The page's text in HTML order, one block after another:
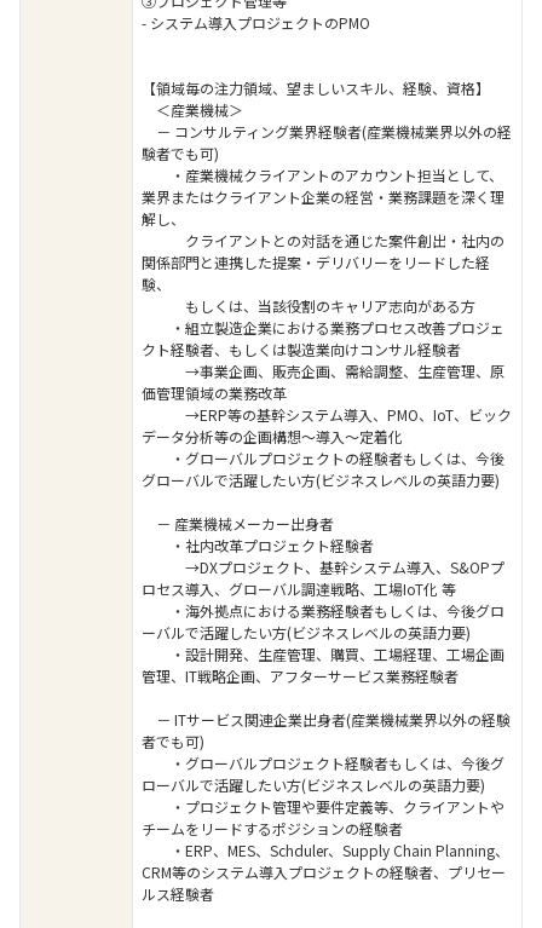
- システム導入プロジェクトのPMO
【領域毎の注力領域、望ましいスキル、経験、資格】
＜産業機械＞
－ コンサルティング業界経験者(産業機械業界以外の経
験者でも可)
・産業機械クライアントのアカウント担当として、
業界またはクライアント企業の経営・業務課題を深く理
解し、
クライアントとの対話を通じた案件創出・社内の
関係部門と連携した提案・デリバリーをリードした経
験、
もしくは、当該役割のキャリア志向がある方
・組立製造企業における業務プロセス改善プロジェ
クト経験者、もしくは製造業向けコンサル経験者
→事業企画、販売企画、需給調整、生産管理、原
価管理領域の業務改革
→ERP等の基幹システム導入、PMO、IoT、ビック
データ分析等の企画構想～導入～定着化
・グローバルプロジェクトの経験者もしくは、今後
グローバルで活躍したい方(ビジネスレベルの英語力要)
－ 産業機械メーカー出身者
・社内改革プロジェクト経験者
→DXプロジェクト、基幹システム導入、S&OPプ
ロセス導入、グローバル調達戦略、工場IoT化 等
・海外拠点における業務経験者もしくは、今後グロ
ーバルで活躍したい方(ビジネスレベルの英語力要)
・設計開発、生産管理、購買、工場経理、工場企画
管理、IT戦略企画、アフターサービス業務経験者
－ ITサービス関連企業出身者(産業機械業界以外の経験
者でも可)
・グローバルプロジェクト経験者もしくは、今後グ
ローバルで活躍したい方(ビジネスレベルの英語力要)
・プロジェクト管理や要件定義等、クライアントや
チームをリードするポジションの経験者
・ERP、MES、Schduler、Supply Chain Planning、
CRM等のシステム導入プロジェクトの経験者、プリセー
ルス経験者